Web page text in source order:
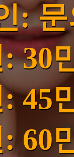
: 문
30
45
60